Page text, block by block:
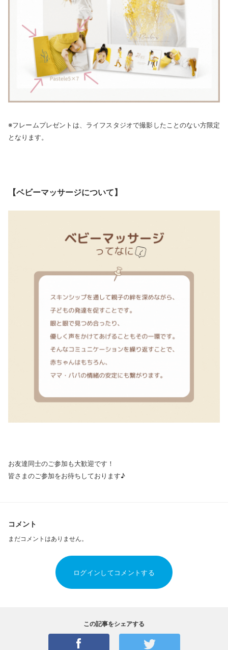
※フレームプレゼントは、ライフスタジオで撮影したことのない方限定
となります。
【ベビーマッサージについて】
お友達同士のご参加も大歓迎です！
皆さまのご参加をお待ちしております♪
コメント
まだコメントはありません。
ログインしてコメントする
この記事をシェアする